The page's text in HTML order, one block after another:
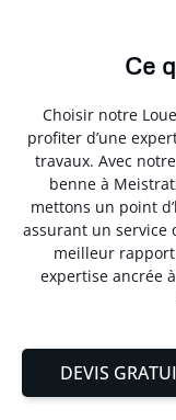
Ce
Choisir notre
profiter d’une
travaux. Avec
benne à
mettons un point
assurant un service
meilleur
expertise ancrée
DEVIS